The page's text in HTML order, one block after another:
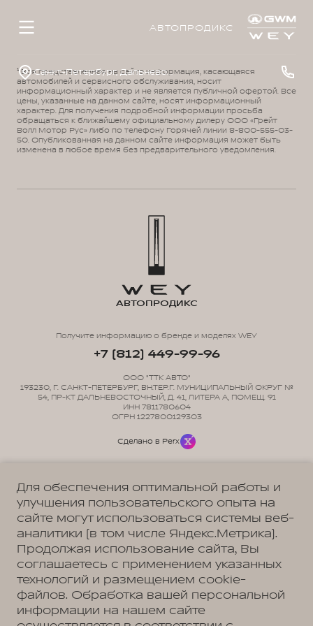
АВТОПРОДИКС
Санкт-Петербург, Дальневосточный просп., д. 41
¹ Вся представленная на сайте информация, касающаяся
автомобилей и сервисного обслуживания, носит
информационный характер и не является публичной офертой. Все
цены, указанные на данном сайте, носят информационный
характер. Для получения подробной информации просьба
обращаться к ближайшему официальному дилеру ООО «Грейт
Волл Мотор Рус» либо по телефону Горячей линии 8-800-555-03-
50. Опубликованная на данном сайте информация может быть
изменена в любое время без предварительного уведомления.
Политика обработки персональных данных
Согласие на коммуникацию
Согласие на предоставление персональных данных третьим лицам
Согласие на обработку ПД
АВТОПРОДИКС
Получите информацию о бренде и моделях WEY
+7 (812) 449-99-96
ООО "ТТК АВТО"
193230, Г. САНКТ-ПЕТЕРБУРГ, ВН.ТЕР.Г. МУНИЦИПАЛЬНЫЙ ОКРУГ №
54, ПР-КТ ДАЛЬНЕВОСТОЧНЫЙ, Д. 41, ЛИТЕРА А, ПОМЕЩ. 91
ИНН 7811780604
ОГРН 1227800129303
Сделано в Perx
Адрес
Для обеспечения оптимальной работы и
улучшения пользовательского опыта на
сайте могут использоваться системы веб-
аналитики (в том числе Яндекс.Метрика).
Продолжая использование сайта, Вы
соглашаетесь с применением указанных
технологий и размещением cookie-
файлов. Обработка вашей персональной
информации на нашем сайте